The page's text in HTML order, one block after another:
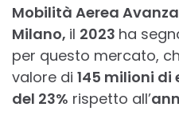
Mobilità Aerea
Milano, il 2023 ha
per questo mercato,
valore di 145 milioni di
del 23% rispetto all’